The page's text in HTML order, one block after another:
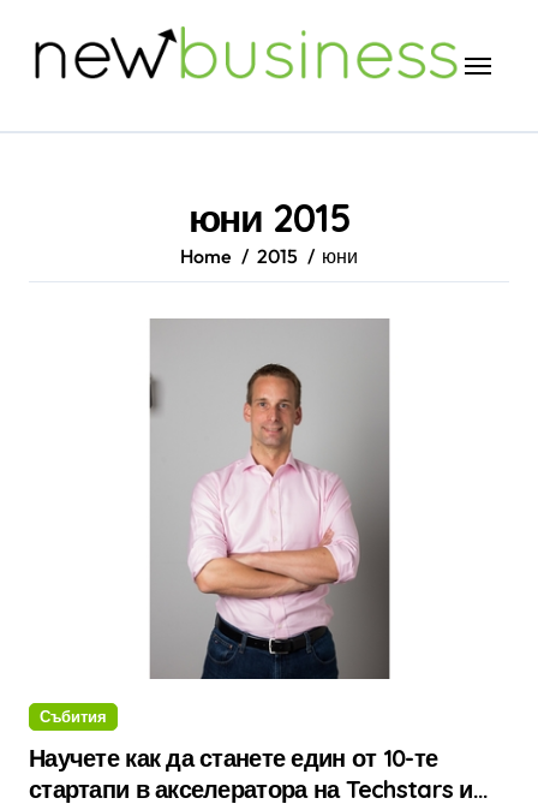
юни 2015
Home 2015 юни
Събития
Научете как да станете един от 10-те
стартапи в акселератора на Techstars и